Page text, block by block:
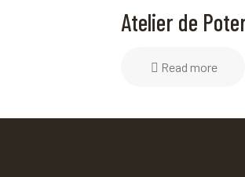
Atelier de
Read more